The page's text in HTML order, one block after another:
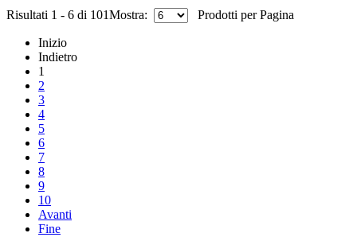
Risultati 1 - 6 di 101Mostra: Prodotti per Pagina
Inizio
Indietro
1
2
3
4
5
6
7
8
9
10
Avanti
Fine